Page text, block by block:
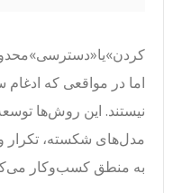
کردن»یا«دسترسی»
اما در مواقعی که ادغام
نیستند. این روش‌ها
مدل‌های شکسته، تکرار
به منطق کسب‌وکار